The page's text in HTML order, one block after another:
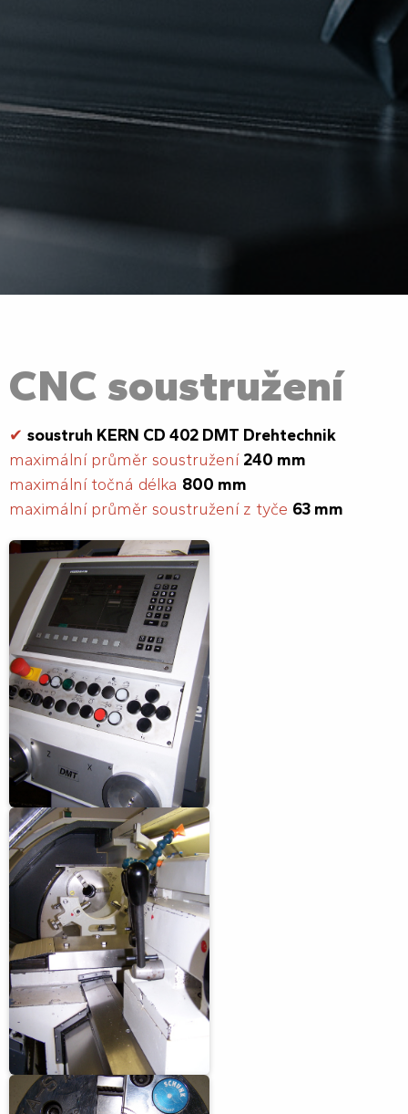
CNC soustružení
✔ soustruh KERN CD 402 DMT Drehtechnik
maximální průměr soustružení 240 mm
maximální točná délka 800 mm
maximální průměr soustružení z tyče 63 mm